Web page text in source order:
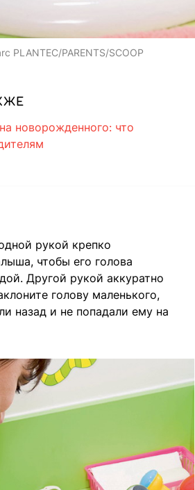
PLANTEC/PARENTS/SCOOP
новорожденного: что
рукой крепко
чтобы его голова
Другой рукой аккуратно
голову маленького,
назад и не попадали ему на